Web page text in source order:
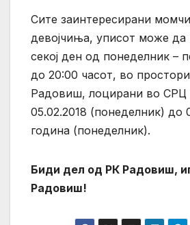
Сите заинтересирани
девојчиња, уписот може да
секој ден од понеделник –
до 20:00 часот, во
Радовиш, лоцирани во СРЦ
05.02.2018 (понеделник) до
година (понеделник).
Биди дел од РК Радовиш,
Радовиш!